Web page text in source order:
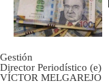
Gestión
Director Periodístico (e)
VÍCTOR MELGAREJO